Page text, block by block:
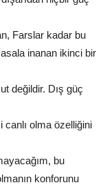
Farslar kadar bu
inanan ikinci bir
değildir. Dış güç
canlı olma özelliğini
bu
konforunu